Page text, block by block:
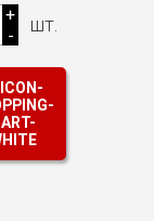
+
-
шт.